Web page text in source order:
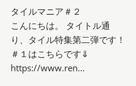
タイルマニア＃２
こんにちは。 タイトル通
り、タイル特集第二弾です！
＃１はこちらです⇓
https://www.ren...